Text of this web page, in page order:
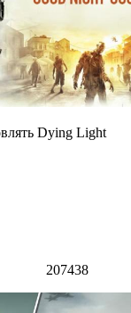
Dying Light
207438